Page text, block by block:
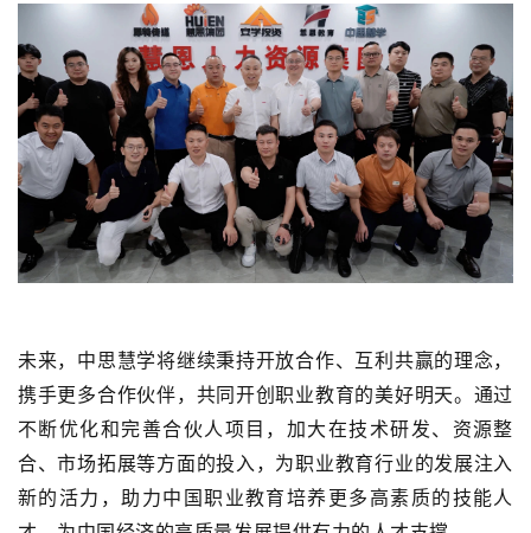
未来，中思慧学将继续秉持开放合作、互利共赢的理念，
携手更多合作伙伴，共同开创职业教育的美好明天。通过
不断优化和完善合伙人项目，加大在技术研发、资源整
合、市场拓展等方面的投入，为职业教育行业的发展注入
新的活力，助力中国职业教育培养更多高素质的技能人